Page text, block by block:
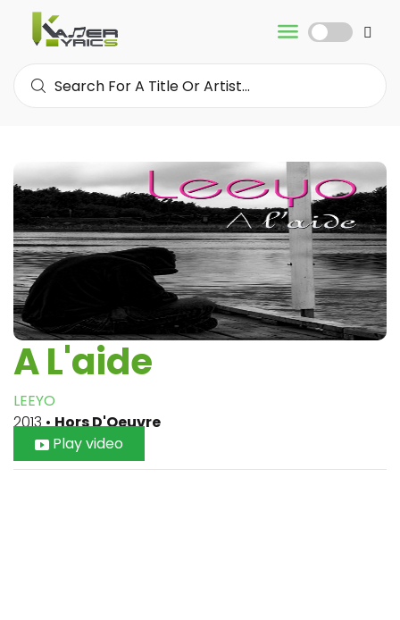
A L'aide
LEEYO
2013•Hors D'Oeuvre
Play video